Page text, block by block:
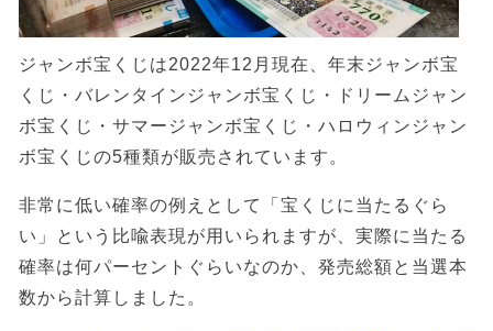
ジャンボ宝くじは2022年12月現在、年末ジャンボ宝
くじ・バレンタインジャンボ宝くじ・ドリームジャン
ボ宝くじ・サマージャンボ宝くじ・ハロウィンジャン
ボ宝くじの5種類が販売されています。
非常に低い確率の例えとして「宝くじに当たるぐら
い」という比喩表現が用いられますが、実際に当たる
確率は何パーセントぐらいなのか、発売総額と当選本
数から計算しました。